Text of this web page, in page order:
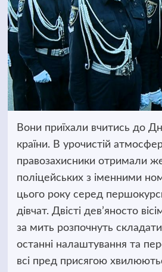
Вони приїхали вчитись до
країни. В урочистій
правозахисники отримали
поліцейських з іменними
цього року серед
дівчат. Двісті дев’яносто
за мить розпочнуть
останні налаштування та
всі пред присягою